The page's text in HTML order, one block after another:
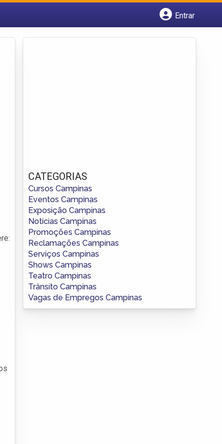
Entrar
CATEGORIAS
Cursos Campinas
Eventos Campinas
Exposição Campinas
Notícias Campinas
Promoções Campinas
Reclamações Campinas
Serviços Campinas
Shows Campinas
Teatro Campinas
Trânsito Campinas
Vagas de Empregos Campinas